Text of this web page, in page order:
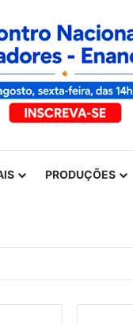
PRODUÇÕES